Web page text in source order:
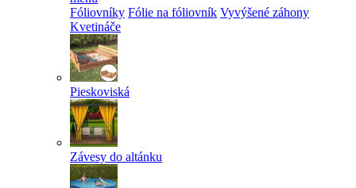
Fóliovníky Fólie na fóliovník Vyvýšené záhony
Kvetináče
Pieskoviská
Závesy do altánku